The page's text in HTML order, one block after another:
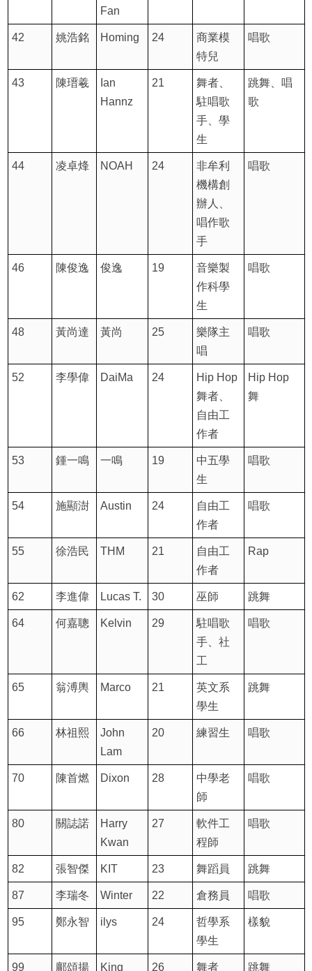
Fan
42 姚浩銘 Homing 24
商業模
特兒
唱歌
43 陳瑨羲
Ian
Hannz
21
舞者、
駐唱歌
手、學
生
跳舞、唱
歌
44 凌卓烽 NOAH 24
非牟利
機構創
辦人、
唱作歌
手
唱歌
46 陳俊逸 俊逸 19
音樂製
作科學
生
唱歌
48 黃尚達 黃尚 25
樂隊主
唱
唱歌
52 李學偉 DaiMa 24
Hip Hop
舞者、
自由工
作者
Hip Hop
舞
53 鍾一鳴 一鳴 19
中五學
生
唱歌
54 施顯澍 Austin 24
自由工
作者
唱歌
55 徐浩民 THM 21
自由工
作者
Rap
62 李進偉 Lucas T. 30 巫師 跳舞
64 何嘉聰 Kelvin 29
駐唱歌
手、社
工
唱歌
65 翁溥輿 Marco 21
英文系
學生
跳舞
66 林祖熙
John
Lam
20 練習生 唱歌
70 陳首燃 Dixon 28
中學老
師
唱歌
80 關誌諾
Harry
Kwan
27
軟件工
程師
唱歌
82 張智傑 KIT 23 舞蹈員 跳舞
87 李瑞冬 Winter 22 倉務員 唱歌
95 鄭永智 ilys 24
哲學系
學生
樣貌
99 鄺頌揚 King 26 舞者 跳舞